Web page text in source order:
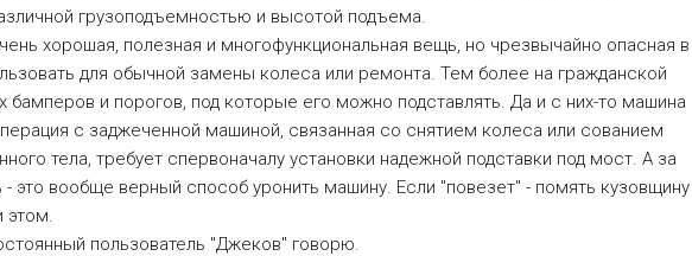
грузоподъемностью и высотой подъема.
хорошая, полезная и многофункциональная вещь, но чрезвычайно опасная в
для обычной замены колеса или ремонта. Тем более на гражданской
бамперов и порогов, под которые его можно подставлять. Да и с них-то машина
с заджеченной машиной, связанная со снятием колеса или сованием
тела, требует спервоначалу установки надежной подставки под мост. А за
это вообще верный способ уронить машину. Если "повезет" - помять кузовщину
этом.
пользователь "Джеков" говорю.